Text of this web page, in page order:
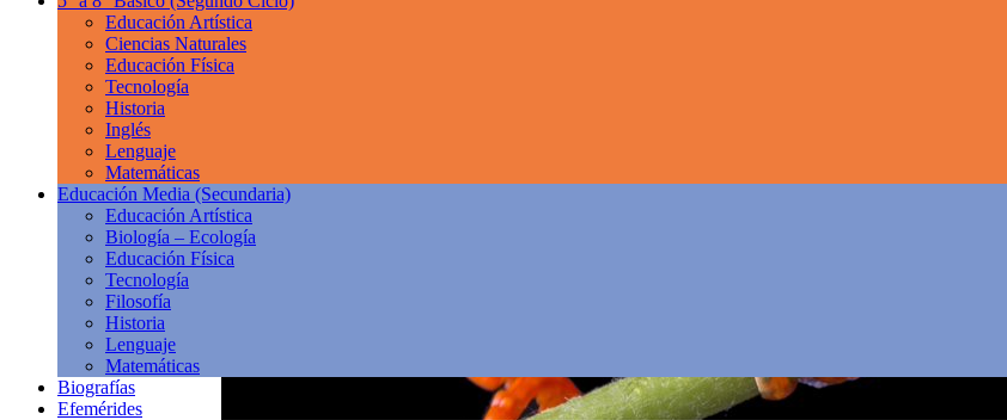
Educación Artística
Ciencias Naturales
Educación Física
Tecnología
Historia
Inglés
Lenguaje
Matemáticas
Educación Media (Secundaria)
Educación Artística
Biología – Ecología
Educación Física
Tecnología
Filosofía
Historia
Lenguaje
Matemáticas
Biografías
Efemérides